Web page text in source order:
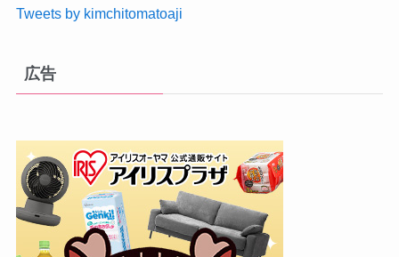
Tweets by kimchitomatoaji
広告